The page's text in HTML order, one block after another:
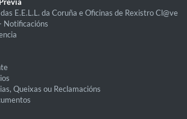
E.E.L.L. da Coruña e Oficinas de Rexistro Cl@ve
Notificacións
Queixas ou Reclamacións